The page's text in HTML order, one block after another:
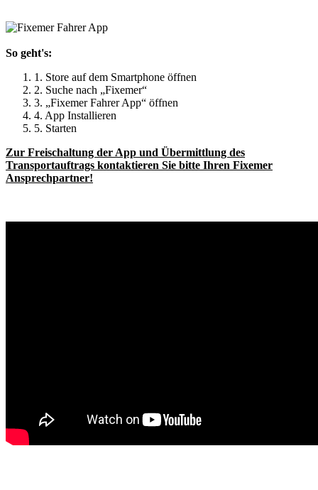
So geht's:
1. Store auf dem Smartphone öffnen
2. Suche nach „Fixemer“
3. „Fixemer Fahrer App“ öffnen
4. App Installieren
5. Starten
Zur Freischaltung der App und Übermittlung des
Transportauftrags kontaktieren Sie bitte Ihren Fixemer
Ansprechpartner!